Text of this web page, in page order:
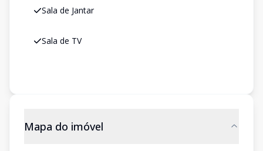
Sala de Jantar
Sala de TV
Mapa do imóvel